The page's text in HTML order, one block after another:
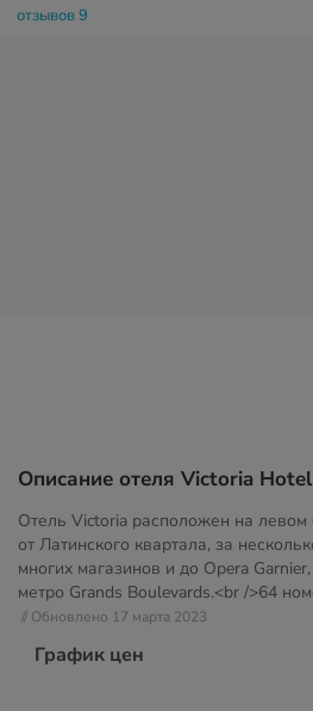
отзывов 9
Описание отеля Victoria
Отель Victoria расположен на левом
от Латинского квартала, за
многих магазинов и до Opera
метро Grands Boulevards.<br />64
// Обновлено 17 марта 2023
График цен